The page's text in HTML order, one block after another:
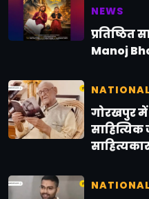
NEWS
प्रतिष्ठित
Manoj
NATIONAL
गोरखपुर में
NATIONAL